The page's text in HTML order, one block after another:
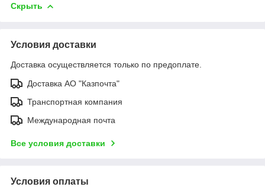
Скрыть
Условия доставки
Доставка осуществляется только по предоплате.
Доставка АО "Казпочта"
Транспортная компания
Международная почта
Все условия доставки
Условия оплаты